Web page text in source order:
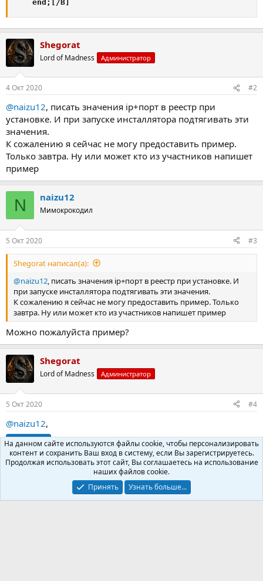
    end;[/B]
Shegorat
Lord of Madness Администратор
4 Окт 2020 #2
@naizu12, писать значения ip+порт в реестр при
установке. И при запуске инсталлятора подтягивать эти
значения.
К сожалению я сейчас не могу предоставить пример.
Только завтра. Ну или может кто из участников напишет
пример
N naizu12
Мимокрокодил
5 Окт 2020 #3
Shegorat написал(а):
@naizu12 , писать значения ip+порт в реестр при установке. И
при запуске инсталлятора подтягивать эти значения.
К сожалению я сейчас не могу предоставить пример. Только
завтра. Ну или может кто из участников напишет пример
Можно пожалуйста пример?
Shegorat
Lord of Madness Администратор
5 Окт 2020 #4
@naizu12,
Спойлер
P.S. Еще можно вытягивать данные из самого конфиг
файла. Но без знания его структуры написать пример не
получится
На данном сайте используются файлы cookie, чтобы персонализировать
контент и сохранить Ваш вход в систему, если Вы зарегистрируетесь.
Продолжая использовать этот сайт, Вы соглашаетесь на использование
наших файлов cookie.
Принять
Узнать больше...